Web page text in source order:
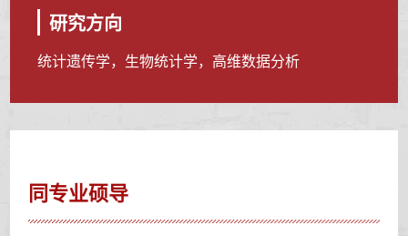
研究方向
统计遗传学，生物统计学，高维数据分析
同专业硕导